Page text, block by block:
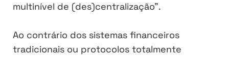
multinível de (des)centralização”.
Ao contrário dos sistemas financeiros
tradicionais ou protocolos totalmente